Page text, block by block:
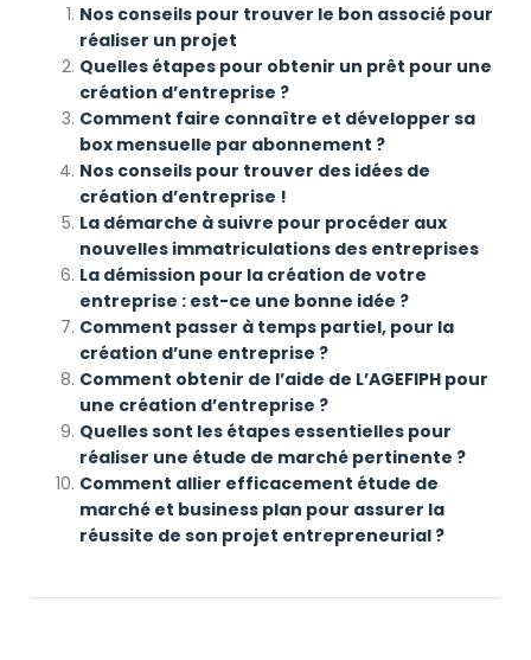
Nos conseils pour trouver le bon associé pour
réaliser un projet
Quelles étapes pour obtenir un prêt pour une
création d’entreprise ?
Comment faire connaître et développer sa
box mensuelle par abonnement ?
Nos conseils pour trouver des idées de
création d’entreprise !
La démarche à suivre pour procéder aux
nouvelles immatriculations des entreprises
La démission pour la création de votre
entreprise : est-ce une bonne idée ?
Comment passer à temps partiel, pour la
création d’une entreprise ?
Comment obtenir de l’aide de L’AGEFIPH pour
une création d’entreprise ?
Quelles sont les étapes essentielles pour
réaliser une étude de marché pertinente ?
Comment allier efficacement étude de
marché et business plan pour assurer la
réussite de son projet entrepreneurial ?